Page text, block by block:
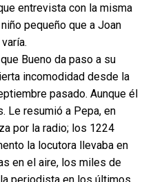
entrevista con la misma
pequeño que a Joan
Bueno da paso a su
incomodidad desde la
pasado. Aunque él
Le resumió a Pepa, en
por la radio; los 1224
la locutora llevaba en
en el aire, los miles de